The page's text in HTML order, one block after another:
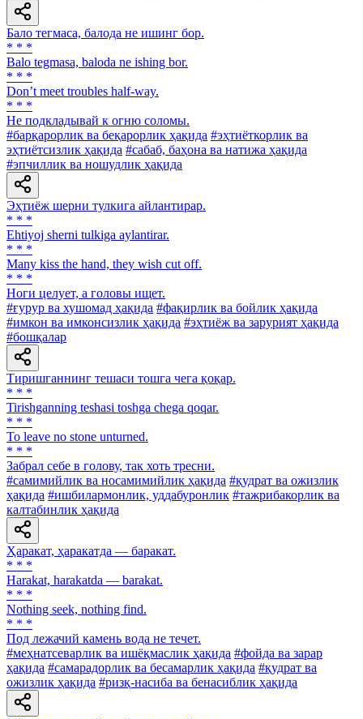
Бало тегмаса, балода не ишинг бор.
* * *
Balo tegmasa, baloda ne ishing bor.
* * *
Don’t meet troubles half-way.
* * *
He подкладывай к огню соломы.
#барқарорлик ва беқарорлик ҳақида #эҳтиёткорлик ва
эҳтиётсизлик ҳақида #сабаб, баҳона ва натижа ҳақида
#эпчиллик ва ношудлик ҳақида
Эҳтиёж шерни тулкига айлантирар.
* * *
Ehtiyoj sherni tulkiga aylantirar.
* * *
Many kiss the hand, they wish cut off.
* * *
Ноги целует, a головы ищет.
#ғурур ва хушомад ҳақида #фақирлик ва бойлик ҳақида
#имкон ва имконсизлик ҳақида #эҳтиёж ва зарурият ҳақида
#бошқалар
Тиришганнинг тешаси тошга чега қоқар.
* * *
Tirishganning teshasi toshga chega qoqar.
* * *
To leave no stone unturned.
* * *
Забрал себе в голову, так хоть тресни.
#самимийлик ва носамимийлик ҳақида #қудрат ва ожизлик
ҳақида #ишбилармонлик, уддабуронлик #тажрибакорлик ва
калтабинлик ҳақида
Ҳаракат, ҳаракатда — баракат.
* * *
Harakat, harakatda — barakat.
* * *
Nothing seek, nothing find.
* * *
Под лежачий камень вода не течет.
#меҳнатсеварлик ва ишёқмаслик ҳақида #фойда ва зарар
ҳақида #самарадорлик ва бесамарлик ҳақида #қудрат ва
ожизлик ҳақида #ризқ-насиба ва бенасиблик ҳақида